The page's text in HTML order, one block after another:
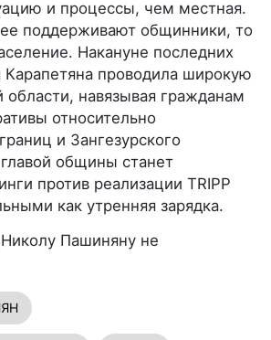
и процессы, чем местная.
поддерживают общинники, то
Накануне последних
Карапетяна проводила широкую
области, навязывая гражданам
относительно
и Зангезурского
общины станет
против реализации TRIPP
как утренняя зарядка.
Пашиняну не